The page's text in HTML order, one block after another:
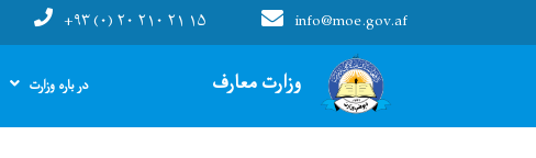
info@moe.gov.af +۹۳ (۰) ۲۰ ۲۱۰ ۲۱ ۱۵
وزارت معارف
Main navigation
در باره وزارت